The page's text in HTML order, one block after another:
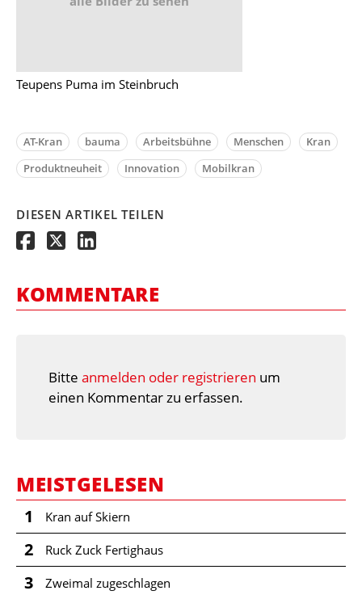
Teupens Puma im Steinbruch
AT-Kran bauma Arbeitsbühne Menschen
Kran
Produktneuheit
Innovation Mobilkran
DIESEN ARTIKEL TEILEN
KOMMENTARE
Bitte anmelden oder registrieren um
einen Kommentar zu erfassen.
MEISTGELESEN
1 Kran auf Skiern
2 Ruck Zuck Fertighaus
3 Zweimal zugeschlagen